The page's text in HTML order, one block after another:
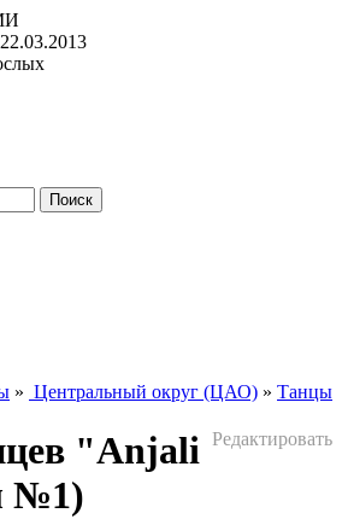
» Центральный округ (ЦАО) » Танцы
Редактировать
"Аnjali
№1)